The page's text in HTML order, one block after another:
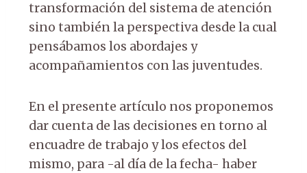
transformación del sistema de atención
sino también la perspectiva desde la cual
pensábamos los abordajes y
acompañamientos con las juventudes.
En el presente artículo nos proponemos
dar cuenta de las decisiones en torno al
encuadre de trabajo y los efectos del
mismo, para -al día de la fecha- haber